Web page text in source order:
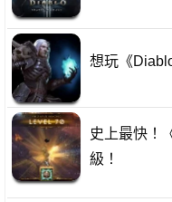
想玩《
史上最快！
級！